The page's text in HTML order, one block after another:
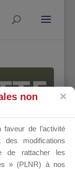
non
de l’activité
des modifications
de rattacher les
» (PLNR) à nos